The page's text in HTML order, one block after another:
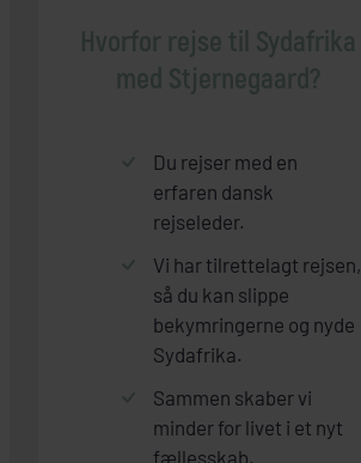
Hvorfor rejse til Sydafrika
med Stjernegaard?
Du rejser med en
erfaren dansk
rejseleder.
Vi har tilrettelagt rejsen,
så du kan slippe
bekymringerne og nyde
Sydafrika.
Sammen skaber vi
minder for livet i et nyt
fællesskab.